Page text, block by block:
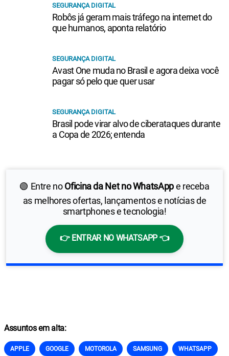
🟢 Entre noOficina da Net no WhatsAppe receba
as melhores ofertas, lançamentos e notícias de
smartphones e tecnologia!
👉 ENTRAR NO WHATSAPP 👈
SEGURANÇA DIGITAL
Robôs já geram mais tráfego na internet do
que humanos, aponta relatório
SEGURANÇA DIGITAL
Avast One muda no Brasil e agora deixa você
pagar só pelo que quer usar
SEGURANÇA DIGITAL
Brasil pode virar alvo de ciberataques durante
a Copa de 2026; entenda
Assuntos em alta:
APPLE GOOGLE MOTOROLA SAMSUNG WHATSAPP